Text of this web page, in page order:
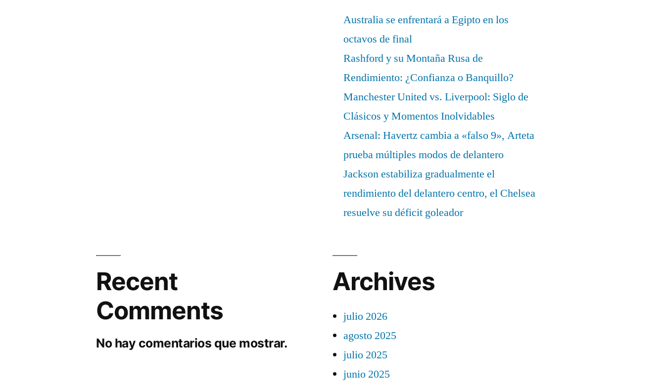
Australia se enfrentará a Egipto en los
octavos de final
Rashford y su Montaña Rusa de
Rendimiento: ¿Confianza o Banquillo?
Manchester United vs. Liverpool: Siglo de
Clásicos y Momentos Inolvidables
Arsenal: Havertz cambia a «falso 9», Arteta
prueba múltiples modos de delantero
Jackson estabiliza gradualmente el
rendimiento del delantero centro, el Chelsea
resuelve su déficit goleador
Recent
Comments
No hay comentarios que mostrar.
Archives
julio 2026
agosto 2025
julio 2025
junio 2025